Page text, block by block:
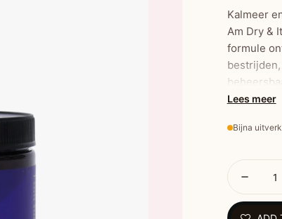
Kalmeer
Am Dry &
formule
geeft
Lees meer
Bijna